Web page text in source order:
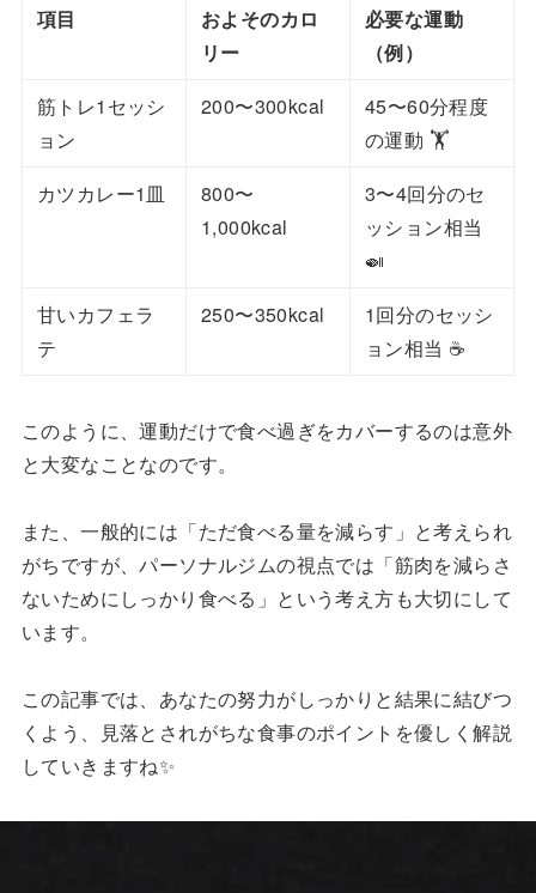
項目
およそのカロ
リー
必要な運動
（例）
筋トレ1セッシ
ョン
200〜300kcal
45〜60分程度
の運動 🏋️
カツカレー1皿
800〜
1,000kcal
3〜4回分のセ
ッション相当
🍛
甘いカフェラ
テ
250〜350kcal
1回分のセッシ
ョン相当 ☕
このように、運動だけで食べ過ぎをカバーするのは意外
と大変なことなのです。
また、一般的には「ただ食べる量を減らす」と考えられ
がちですが、パーソナルジムの視点では「筋肉を減らさ
ないためにしっかり食べる」という考え方も大切にして
います。
この記事では、あなたの努力がしっかりと結果に結びつ
くよう、見落とされがちな食事のポイントを優しく解説
していきますね✨